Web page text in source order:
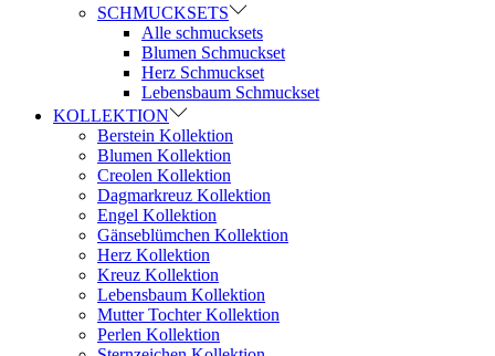
SCHMUCKSETS
Alle schmucksets
Blumen Schmuckset
Herz Schmuckset
Lebensbaum Schmuckset
KOLLEKTION
Berstein Kollektion
Blumen Kollektion
Creolen Kollektion
Dagmarkreuz Kollektion
Engel Kollektion
Gänseblümchen Kollektion
Herz Kollektion
Kreuz Kollektion
Lebensbaum Kollektion
Mutter Tochter Kollektion
Perlen Kollektion